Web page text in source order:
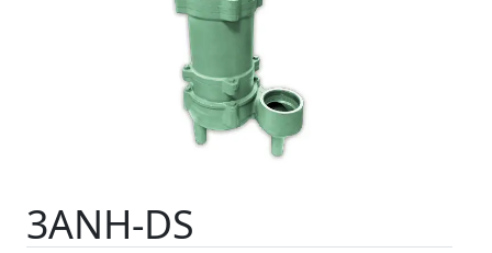
3ANH-DS